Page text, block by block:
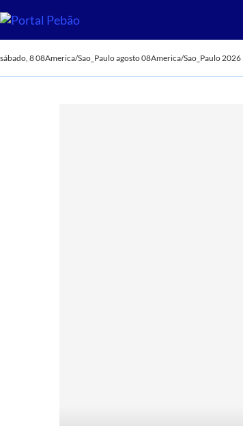
sábado, 8 08America/Sao_Paulo agosto 08America/Sao_Paulo 2026
Oportunidade: Vale abre 385 vagas para jovens